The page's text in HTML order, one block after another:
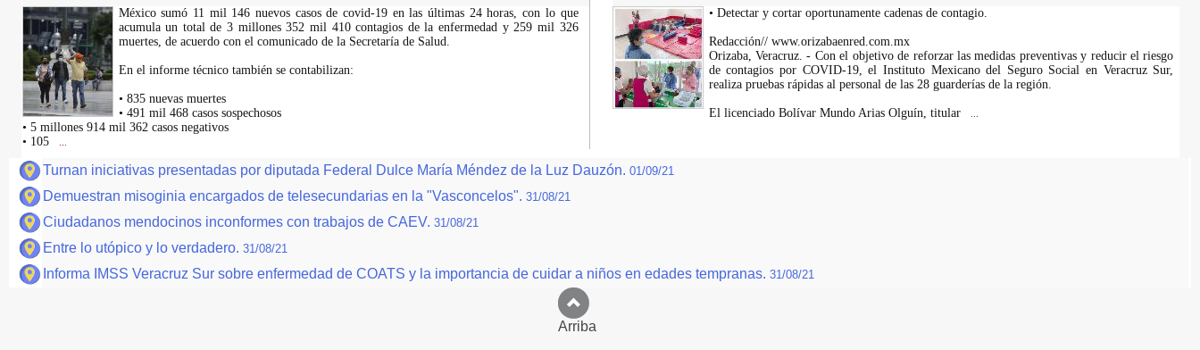
México sumó 11 mil 146 nuevos casos de covid-19 en las últimas 24 horas, con lo que
acumula un total de 3 millones 352 mil 410 contagios de la enfermedad y 259 mil 326
muertes, de acuerdo con el comunicado de la Secretaría de Salud.
En el informe técnico también se contabilizan:
• 835 nuevas muertes
• 491 mil 468 casos sospechosos
• 5 millones 914 mil 362 casos negativos
• 105
• Detectar y cortar oportunamente cadenas de contagio.
Redacción// www.orizabaenred.com.mx
Orizaba, Veracruz. - Con el objetivo de reforzar las medidas preventivas y reducir el riesgo
de contagios por COVID-19, el Instituto Mexicano del Seguro Social en Veracruz Sur,
realiza pruebas rápidas al personal de las 28 guarderías de la región.
El licenciado Bolívar Mundo Arias Olguín, titular
Turnan iniciativas presentadas por diputada Federal Dulce María Méndez de la Luz Dauzón. 01/09/21
Demuestran misoginia encargados de telesecundarias en la "Vasconcelos". 31/08/21
Ciudadanos mendocinos inconformes con trabajos de CAEV. 31/08/21
Entre lo utópico y lo verdadero. 31/08/21
Informa IMSS Veracruz Sur sobre enfermedad de COATS y la importancia de cuidar a niños en edades tempranas. 31/08/21
Arriba